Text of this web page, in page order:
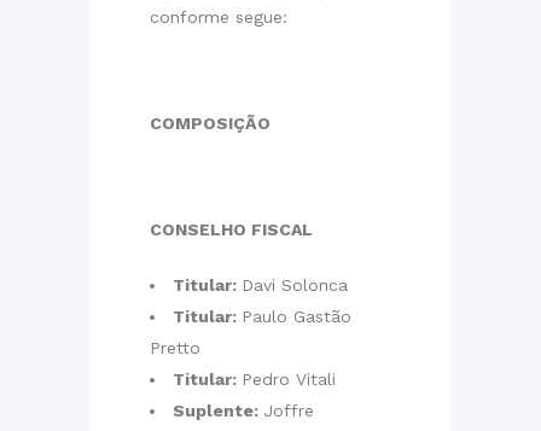
conforme segue:
COMPOSIÇÃO
CONSELHO FISCAL
Titular: Davi Solonca
Titular: Paulo Gastão
Pretto
Titular: Pedro Vitali
Suplente: Joffre